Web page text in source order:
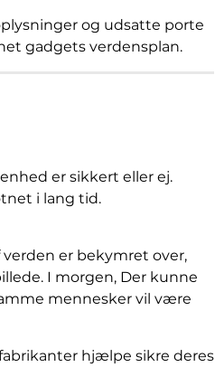
og udsatte porte
gadgets verdensplan.
er sikkert eller ej.
i lang tid.
er bekymret over,
I morgen, Der kunne
mennesker vil være
hjælpe sikre deres